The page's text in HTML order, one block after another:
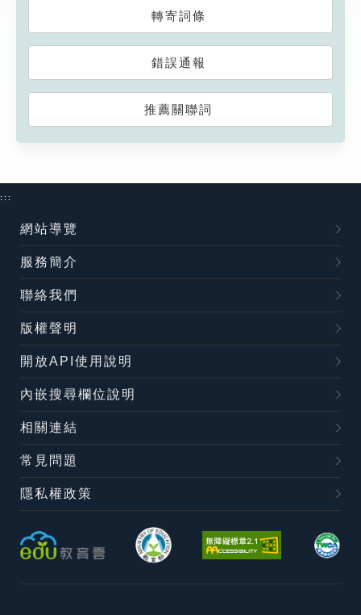
轉寄詞條
錯誤通報
推薦關聯詞
:::
網站導覽
服務簡介
聯絡我們
版權聲明
開放API使用說明
內嵌搜尋欄位說明
相關連結
常見問題
隱私權政策